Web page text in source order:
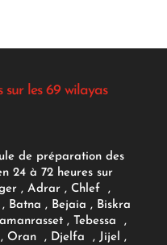
sur les 69 wilayas
de préparation des
24 à 72 heures sur
, Adrar, Chlef ,
Batna , Bejaia , Biskra
, Tebessa ,
, Oran , Djelfa , Jijel ,